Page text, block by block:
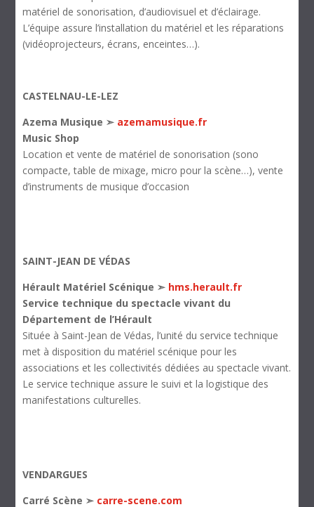
matériel de sonorisation, d’audiovisuel et d’éclairage.
L’équipe assure l’installation du matériel et les réparations
(vidéoprojecteurs, écrans, enceintes…).
CASTELNAU-LE-LEZ
Azema Musique ➣ azemamusique.fr
Music Shop
Location et vente de matériel de sonorisation (sono
compacte, table de mixage, micro pour la scène…), vente
d’instruments de musique d’occasion
SAINT-JEAN DE VÉDAS
Hérault Matériel Scénique ➣ hms.herault.fr
Service technique du spectacle vivant du
Département de l’Hérault
Située à Saint-Jean de Védas, l’unité du service technique
met à disposition du matériel scénique pour les
associations et les collectivités dédiées au spectacle vivant.
Le service technique assure le suivi et la logistique des
manifestations culturelles.
VENDARGUES
Carré Scène ➣ carre-scene.com